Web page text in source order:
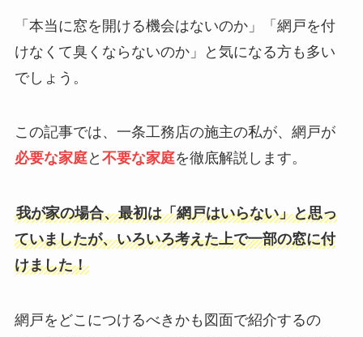
「本当に窓を開ける機会はないのか」「網戸を付
けなくて臭くならないのか」と気になる方も多い
でしょう。
この記事では、一条工務店の施主の私が、網戸が
必要な家庭と 不要な家庭を徹底解説します。
我が家の場合、最初は「網戸はいらない」と思っ
ていましたが、いろいろ考えた上で一部の窓に付
けました！
網戸をどこにつけるべきかも図面で紹介するの